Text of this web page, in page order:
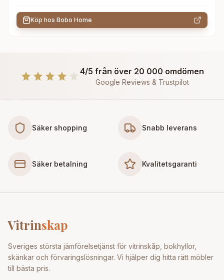
Köp hos Bobo Home
4/5 från över 20 000 omdömen
Google Reviews & Trustpilot
Säker shopping Snabb leverans
Säker betalning Kvalitetsgaranti
Vitrinskap
Sveriges största jämförelsetjänst för vitrinskåp, bokhyllor,
skänkar och förvaringslösningar. Vi hjälper dig hitta rätt möbler
till bästa pris.